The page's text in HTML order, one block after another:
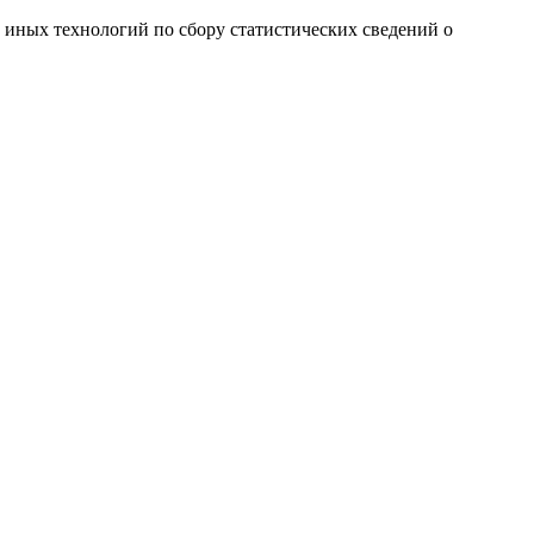
технологий по сбору статистических сведений о